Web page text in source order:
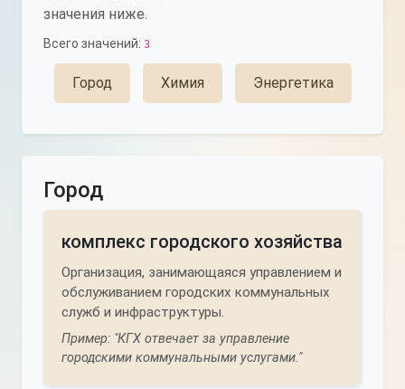
значения ниже.
Всего значений: 3
Город Химия Энергетика
Город
комплекс городского хозяйства
Организация, занимающаяся управлением и
обслуживанием городских коммунальных
служб и инфраструктуры.
Пример: "КГХ отвечает за управление
городскими коммунальными услугами."